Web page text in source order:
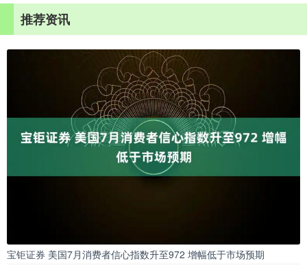
推荐资讯
宝钜证券 美国7月消费者信心指数升至972 增幅低于市场预期